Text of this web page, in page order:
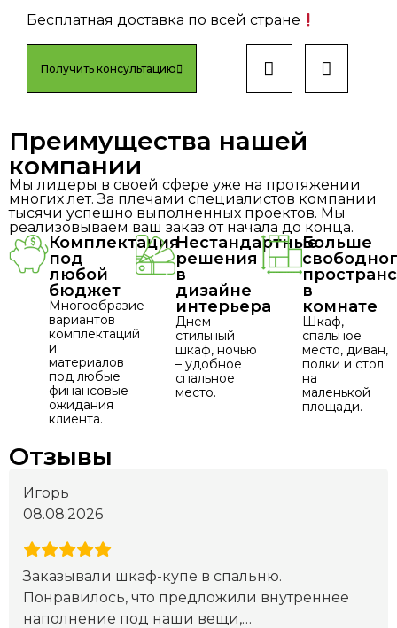
Бесплатная доставка по всей стране
Получить консультацию
Преимущества нашей
компании
Мы лидеры в своей сфере уже на протяжении
многих лет. За плечами специалистов компании
тысячи успешно выполненных проектов. Мы
реализовываем ваш заказ от начала до конца.
Комплектация
под
любой
бюджет
Многообразие
вариантов
комплектаций
и
материалов
под любые
финансовые
ожидания
клиента.
Нестандартные
решения
в
дизайне
интерьера
Днем –
стильный
шкаф, ночью
– удобное
спальное
место.
Больше
в
комнате
Шкаф,
спальное
место, диван,
полки и стол
на
маленькой
площади.
Отзывы
Игорь
08.08.2026
Заказывали шкаф-купе в спальню.
Понравилось, что предложили внутреннее
наполнение под наши вещи,…